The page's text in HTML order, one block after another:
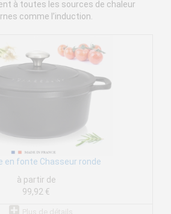
à toutes les sources de chaleur
comme l’induction.
en fonte Chasseur ronde
à partir de
99,92 €